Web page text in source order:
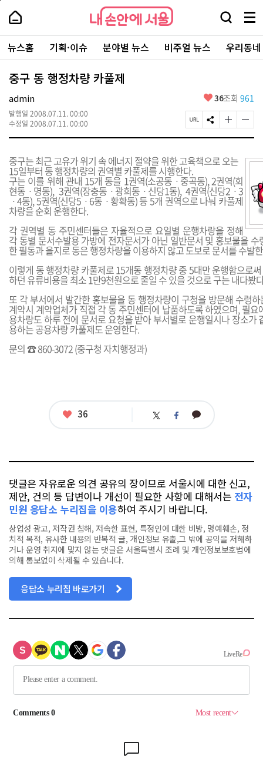
본
로
가
내
손
안
에
서
울
-
서
울
시
대
표
소
포
털
내
손
에
울
검
창
열
기
메
뉴
전
체
보
주
요
서
뉴스홈 기획·이슈 분야별 뉴스 비주얼 뉴스 우리동
중구 동 행정차량 카풀제
admin
발행일 2008.07.11. 00:00
수정일 2008.07.11. 00:00
좋
요
36조회 961
페
이
U
R
L
복
사
S
N
공
유
하
기
글
자
기
크
게
변
경
하
글
자
작
변
경
하
중구는 최근 고유가 위기 속 에너지 절약을 위한 고육책으로 오는
15일부터 동 행정차량의 권역별 카풀제를 시행한다.
구는 이를 위해 관내 15개 동을 1권역(소공동ㆍ중곡동), 2권역(회
현동ㆍ명동), 3권역(장충동ㆍ광희동ㆍ신당1동), 4권역(신당2ㆍ3
ㆍ4동), 5권역(신당5ㆍ6동ㆍ황확동) 등 5개 권역으로 나눠 카풀제
차량을 순회 운행한다.
각 권역별 동 주민센터들은 자율적으로 요일별 운행차량을 정해
각 동별 문서수발용 가방에 전자문서가 아닌 일반문서 및 홍보물을
한 필동과 을지로 동은 행정차량을 이용하지 않고 도보로 문서를 수발
이렇게 동 행정차량 카풀제로 15개동 행정차량 중 5대만 운행함으로
하던 유류비용을 최소 1만9천원으로 줄일 수 있을 것으로 구는 내다봤
또 각 부서에서 발간한 홍보물을 동 행정차량이 구청을 방문해 수령
계약시 계약업체가 직접 각 동 주민센터에 납품하도록 하였으며, 필
용차량도 하루 전에 문서로 요청을 받아 부서별로 운행일시나 장소가
용하는 공용차량 카풀제도 운영한다.
문의 ☎ 860-3072 (중구청 자치행정과)
좋
36 트 페 카
댓글은 자유로운 의견 공유의 장이므로 서울시에 대한 신고,
제안, 건의 등 답변이나 개선이 필요한 사항에 대해서는 전자
민원 응답소 누리집을 이용하여 주시기 바랍니다.
상업성 광고, 저작권 침해, 저속한 표현, 특정인에 대한 비방, 명예훼손, 정
치적 목적, 유사한 내용의 반복적 글, 개인정보 유출,그 밖에 공익을 저해하
거나 운영 취지에 맞지 않는 댓글은 서울특별시 조례 및 개인정보보호법에
의해 통보없이 삭제될 수 있습니다.
응답소 누리집 바로가기
페
상
단
로